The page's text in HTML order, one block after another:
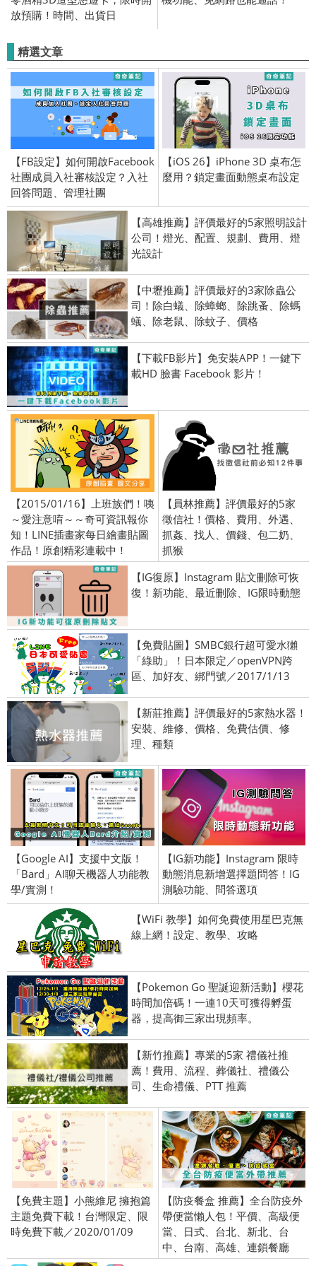
放預購！時間、出貨日
精選文章
【FB設定】如何開啟Facebook
社團成員入社審核設定？入社
回答問題、管理社團
【iOS 26】iPhone 3D 桌布怎
麼用？鎖定畫面動態桌布設定
【高雄推薦】評價最好的5家照明設計
公司！燈光、配置、規劃、費用、燈
光設計
【中壢推薦】評價最好的3家除蟲公
司！除白蟻、除蟑螂、除跳蚤、除螞
蟻、除老鼠、除蚊子、價格
【下載FB影片】免安裝APP！一鍵下
載HD 臉書 Facebook 影片！
【2015/01/16】上班族們！咦
～愛注意唷～～奇可資訊報你
知！LINE插畫家每日繪畫貼圖
作品！原創精彩連載中！
【員林推薦】評價最好的5家
徵信社！價格、費用、外遇、
抓姦、找人、價錢、包二奶、
抓猴
【IG復原】Instagram 貼文刪除可恢
復！新功能、最近刪除、IG限時動態
【免費貼圖】SMBC銀行超可愛水獺
「綠助」！日本限定／openVPN跨
區、加好友、綁門號／2017/1/13
【新莊推薦】評價最好的5家熱水器！
安裝、維修、價格、免費估價、修
理、種類
【Google AI】支援中文版！
「Bard」AI聊天機器人功能教
學/實測！
【IG新功能】Instagram 限時
動態消息新增選擇題問答！IG
測驗功能、問答選項
【WiFi 教學】如何免費使用星巴克無
線上網！設定、教學、攻略
【Pokemon Go 聖誕迎新活動】櫻花
時間加倍碼！一連10天可獲得孵蛋
器，提高御三家出現頻率。
【新竹推薦】專業的5家 禮儀社推
薦！費用、流程、葬儀社、禮儀公
司、生命禮儀、PTT 推薦
【免費主題】小熊維尼 擁抱篇
主題免費下載！台灣限定、限
時免費下載／2020/01/09
【防疫餐盒 推薦】全台防疫外
帶便當懶人包！平價、高級便
當、日式、台北、新北、台
中、台南、高雄、連鎖餐廳